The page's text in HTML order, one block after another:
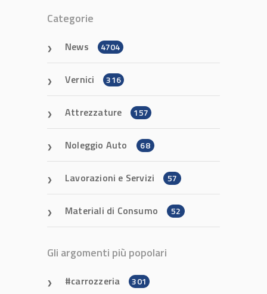
Categorie
News 4704
Vernici 316
Attrezzature 157
Noleggio Auto 68
Lavorazioni e Servizi 57
Materiali di Consumo 52
Gli argomenti più popolari
carrozzeria 301